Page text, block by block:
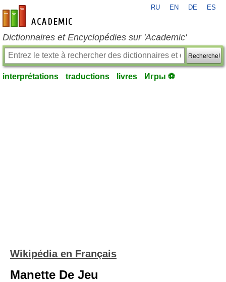
fr-academic.com
RU EN DE ES
Dictionnaires et Encyclopédies sur 'Academic'
Recherche!
interprétations traductions livres Игры ⚽
Wikipédia en Français
Manette De Jeu